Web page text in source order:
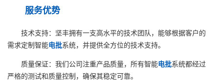
服务优势
技术支持：坚丰拥有一支高水平的技术团队，能够根据客户的
需求定制智能电批系统，并提供全方位的技术支持。
质量保证：我们公司注重产品质量，所有智能电批系统都经过
严格的测试和质量控制，确保其稳定可靠。